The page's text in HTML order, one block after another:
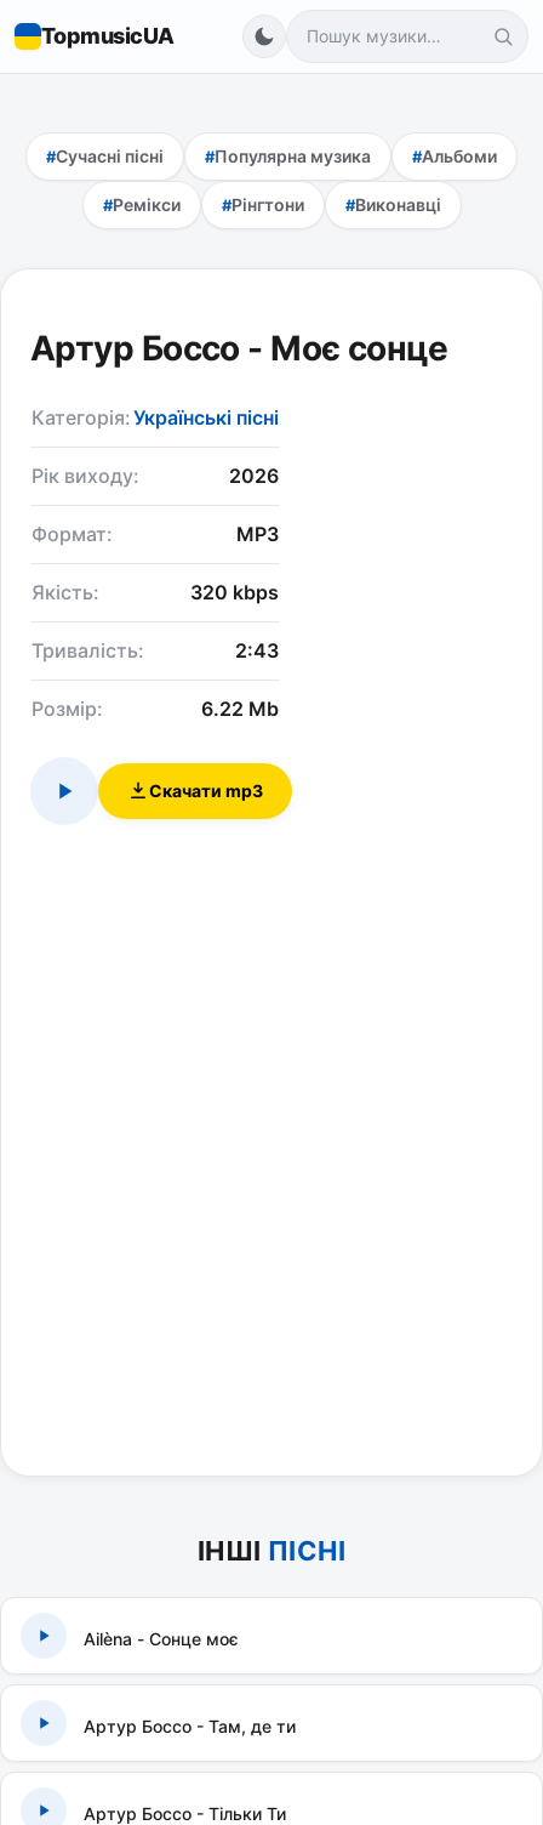
TopmusicUA
Сучасні пісні Популярна музика Альбоми
Ремікси Рінгтони Виконавці
Артур Боссо - Моє сонце
Категорія:Українські пісні
Рік виходу: 2026
Формат: MP3
Якість: 320 kbps
Тривалість: 2:43
Розмір: 6.22 Mb
Скачати mp3
ІНШІ ПІСНІ
Ailèna - Сонце моє
Артур Боссо - Там, де ти
Артур Боссо - Тільки Ти